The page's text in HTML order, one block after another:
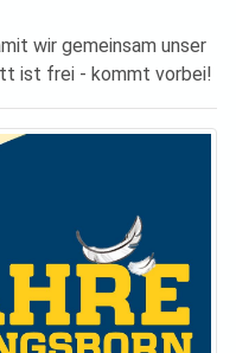
wir gemeinsam unser
ist frei - kommt vorbei!